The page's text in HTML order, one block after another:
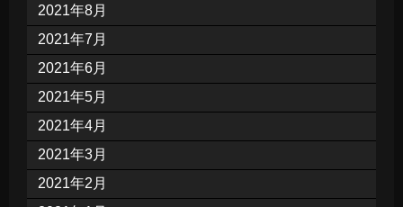
2021年8月
2021年7月
2021年6月
2021年5月
2021年4月
2021年3月
2021年2月